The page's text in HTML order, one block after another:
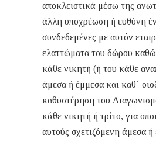
αποκλειστικά μέσω της
άλλη υποχρέωση ή ευθύνη
συνδεδεμένες με αυτόν
ελαττώματα του δώρου
κάθε νικητή (ή του κάθε
άμεσα ή έμμεσα και καθ΄
καθυστέρηση του
κάθε νικητή ή τρίτο, για
αυτούς σχετιζόμενη άμεσα